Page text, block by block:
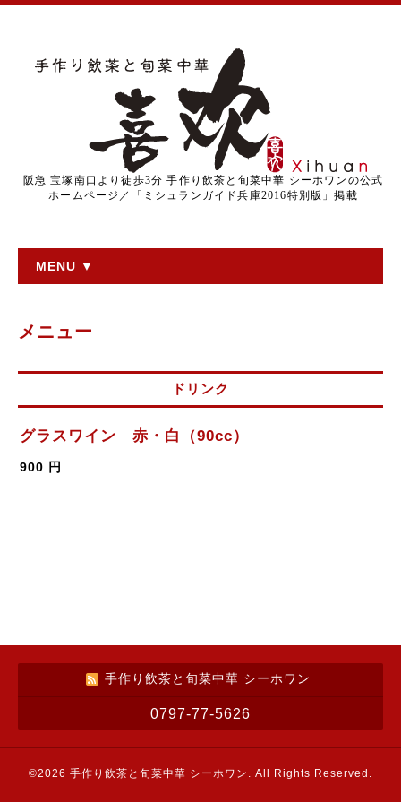
阪急 宝塚南口より徒歩3分 手作り飲茶と旬菜中華 シーホワンの公式
ホームページ／「ミシュランガイド兵庫2016特別版」掲載
MENU ▼
メニュー
ドリンク
グラスワイン 赤・白（90cc）
900 円
手作り飲茶と旬菜中華 シーホワン
0797-77-5626
©2026 手作り飲茶と旬菜中華 シーホワン . All Rights Reserved.